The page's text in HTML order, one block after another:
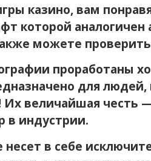
казино, вам
которой
можете
проработаны
для
величайшая честь
в индустрии.
несет в себе